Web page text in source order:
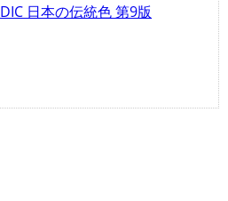
DIC 日本の伝統色 第9版